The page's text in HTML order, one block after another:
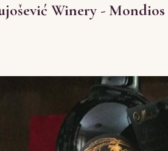
Winery - Mondios